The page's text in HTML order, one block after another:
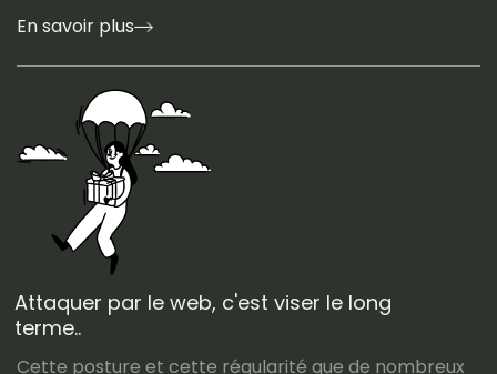
En savoir plus
Attaquer par le web, c'est viser le long
terme..
Cette posture et cette régularité que de nombreux